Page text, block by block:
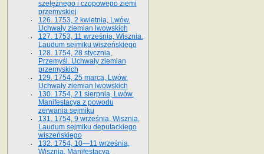
szelężnego i czopowego ziemi
przemyskiej
126. 1753, 2 kwietnia, Lwów.
Uchwały ziemian lwowskich
127. 1753, 11 września, Wisznia.
Laudum sejmiku wiszeńskiego
128. 1754, 28 stycznia,
Przemyśl. Uchwały ziemian
przemyskich
129. 1754, 25 marca, Lwów.
Uchwały ziemian lwowskich
130. 1754, 21 sierpnia, Lwów.
Manifestacya z powodu
zerwania sejmiku
131. 1754, 9 września, Wisznia.
Laudum sejmiku deputackiego
wiszeńskiego
132. 1754, 10—11 września,
Wisznia. Manifestacya